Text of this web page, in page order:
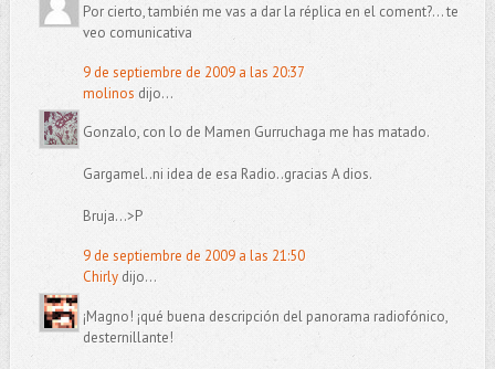
Por cierto, también me vas a dar la réplica en el coment?... te
veo comunicativa
9 de septiembre de 2009 a las 20:37
molinos dijo...
Gonzalo, con lo de Mamen Gurruchaga me has matado.
Gargamel..ni idea de esa Radio..gracias A dios.
Bruja...>P
9 de septiembre de 2009 a las 21:50
Chirlydijo...
¡Magno! ¡qué buena descripción del panorama radiofónico,
desternillante!